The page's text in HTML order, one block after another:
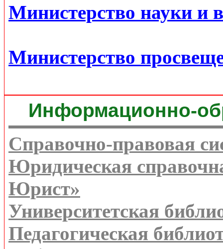
Министерство науки и
Министерство
Информационно-
Справочно-правовая
Юридическая
Юрист»
Университетская
Педагогическая